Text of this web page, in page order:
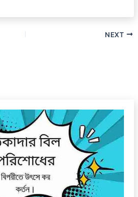
NEXT